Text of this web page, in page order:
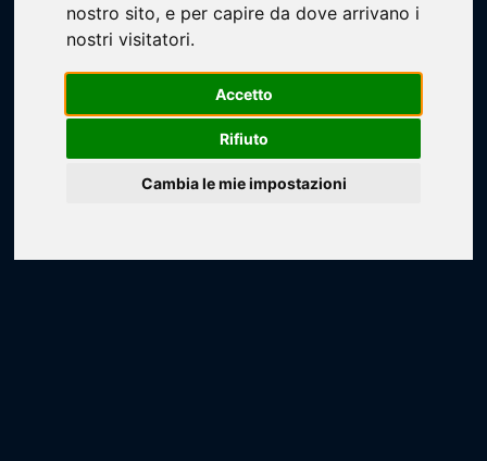
nostro sito, e per capire da dove arrivano i
nostri visitatori.
Accetto
Rifiuto
Cambia le mie impostazioni
Loading...
Loading...